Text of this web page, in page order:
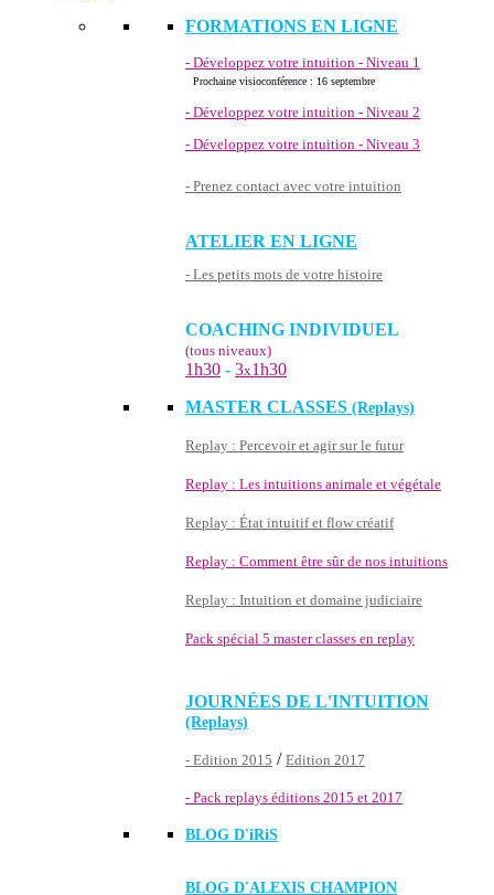
FORMATIONS EN LIGNE
- Développez votre intuition - Niveau 1
Prochaine visioconférence : 16 septembre
- Développez votre intuition - Niveau 2
- Développez votre intuition - Niveau 3
- Prenez contact avec votre intuition
ATELIER EN LIGNE
- Les petits mots de votre histoire
COACHING INDIVIDUEL
(tous niveaux)
1h30 - 3x1h30
MASTER CLASSES (Replays)
Replay : Percevoir et agir sur le futur
Replay : Les intuitions animale et végétale
Replay : État intuitif et flow créatif
Replay : Comment être sûr de nos intuitions
Replay : Intuition et domaine judiciaire
Pack spécial 5 master classes en replay
JOURNÉES DE L'INTUITION
(Replays)
- Edition 2015 / Edition 2017
- Pack replays éditions 2015 et 2017
BLOG D'iRiS
BLOG D'ALEXIS CHAMPION